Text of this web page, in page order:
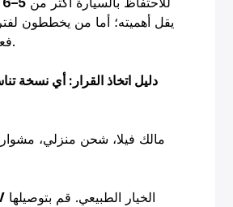
يقل أهميته؛ أما من يخططون
فعليهم الانتباه جيدًا.
دليل اتخاذ القرار: أي نسخة
- مالك فيلا، شحن منزلي،